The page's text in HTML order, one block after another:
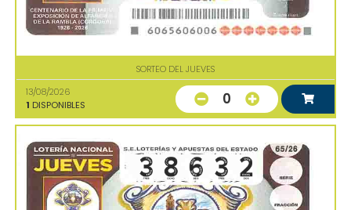
SORTEO DEL JUEVES
13/08/2026
1 DISPONIBLES 0